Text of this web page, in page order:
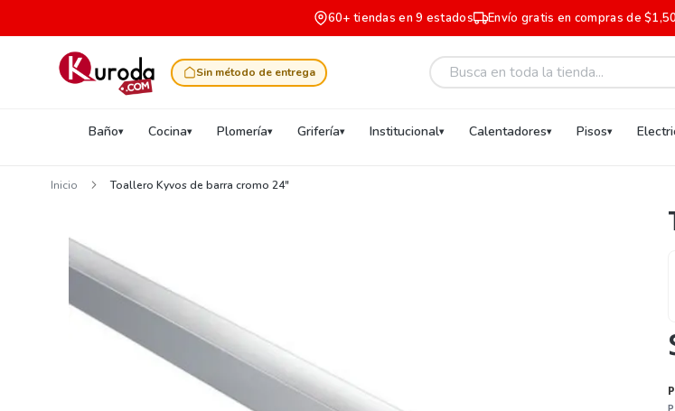
60+ tiendas en 9 estados Envío gratis en compras de
Sin método de entrega
Baño Cocina Plomería Grifería Institucional Calentadores Pisos
Inicio Toallero Kyvos de barra cromo 24"